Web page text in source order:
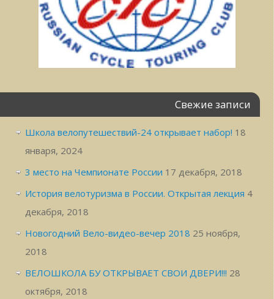
Свежие записи
Школа велопутешествий-24 открывает набор! 18
января, 2024
3 место на Чемпионате России 17 декабря, 2018
История велотуризма в России. Открытая лекция 4
декабря, 2018
Новогодний Вело-видео-вечер 2018 25 ноября,
2018
ВЕЛОШКОЛА БУ ОТКРЫВАЕТ СВОИ ДВЕРИ!!! 28
октября, 2018